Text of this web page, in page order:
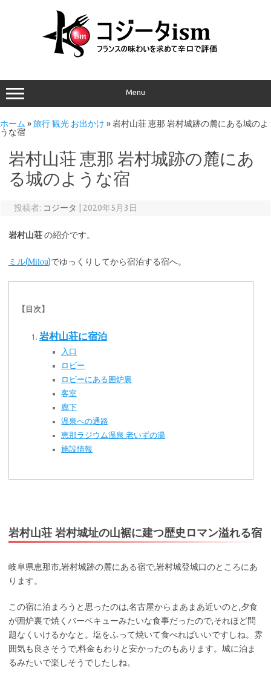
Menu
ホーム »旅行 観光 お出かけ »岩村山荘 恵那 岩村城跡の麓にある城のよ
うな宿
岩村山荘 恵那 岩村城跡の麓にあ
る城のような宿
投稿者: コジータ 2020年5月3日
岩村山荘の紹介です。
ミル(Milou)でゆっくりしてから宿泊する宿へ。
【目次】
岩村山荘に宿泊
入口
ロビー
ロビーにある囲炉裏
客室
廊下
温泉への通路
恵那ラジウム温泉 老いずの湯
施設情報
岩村山荘 岩村城址の山裾に建つ歴史ロマン溢れる宿
岐阜県恵那市,岩村城跡の麓にある宿で,岩村城登城口のところにあ
ります。
この宿に泊まろうと思ったのは,名古屋からまあまあ近いのと,夕食
が囲炉裏で焼くバーベキューみたいな食事だったので,それほど問
題なくいけるかなと。塩をふって焼いて食べればいいですしね。雰
囲気も良さそうで,料金もわりと安かったのもあります。城に泊ま
るみたいで楽しそうでしたしね。